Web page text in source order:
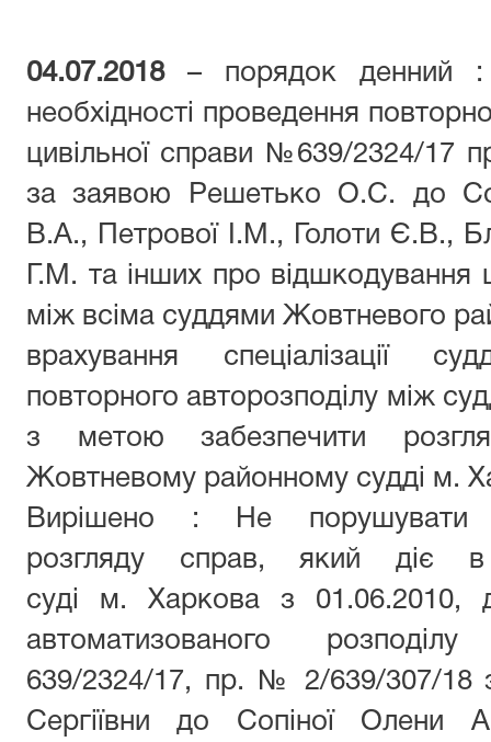
04.07.2018– порядок денний :
необхідності проведення
цивільної справи №639/2324/17
за заявою Решетько О.С. до
В.А., Петрової І.М., Голоти Є.В.,
Г.М. та інших про відшкодування
між всіма суддями Жовтневого
врахування спеціалізації
повторного авторозподілу між
з метою забезпечити
Жовтневому районному судді м.
Вирішено : Не порушувати
розгляду справ, який діє
суді м. Харкова з 01.06.2010,
автоматизованого
639/2324/17, пр. № 2/639/307/18
Сергіївни до Сопіної Олени